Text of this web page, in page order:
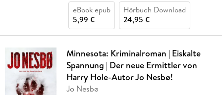
eBook epub
5,99 €
Hörbuch Download
24,95 €
Minnesota: Kriminalroman | Eiskalte
Spannung | Der neue Ermittler von
Harry Hole-Autor Jo Nesbø!
Jo Nesbø